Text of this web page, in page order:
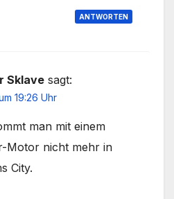
ANTWORTEN
Sklave sagt:
19:26 Uhr
man mit einem
Motor nicht mehr in
City.